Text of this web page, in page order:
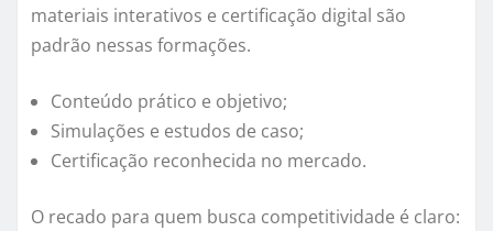
materiais interativos e certificação digital são
padrão nessas formações.
Conteúdo prático e objetivo;
Simulações e estudos de caso;
Certificação reconhecida no mercado.
O recado para quem busca competitividade é claro: